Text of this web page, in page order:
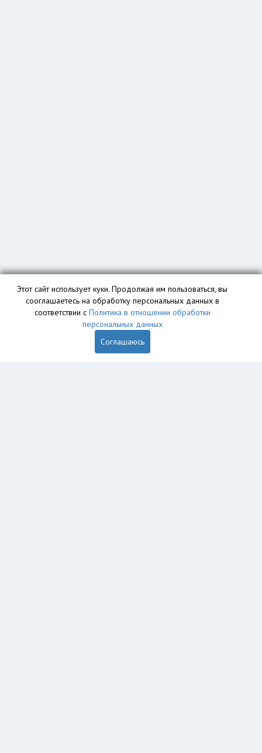
Этот сайт использует куки. Продолжая им пользоваться, вы
сооглашаетесь на обработку персональных данных в
соответствии с Политика в отношении обработки
персональных данных
Соглашаюсь